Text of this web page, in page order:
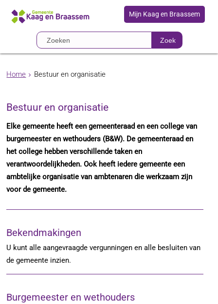
Mijn Kaag en Braassem
Zoek
Home Bestuur en organisatie
Bestuur en organisatie
Elke gemeente heeft een gemeenteraad en een college van
burgemeester en wethouders (B&W). De gemeenteraad en
het college hebben verschillende taken en
verantwoordelijkheden. Ook heeft iedere gemeente een
ambtelijke organisatie van ambtenaren die werkzaam zijn
voor de gemeente.
Bekendmakingen
U kunt alle aangevraagde vergunningen en alle besluiten van
de gemeente inzien.
Burgemeester en wethouders